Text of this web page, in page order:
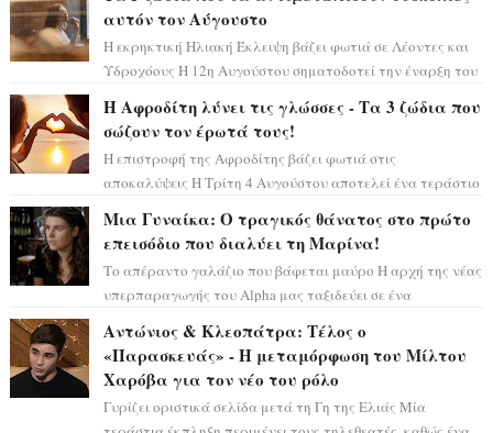
αυτόν τον Αύγουστο
Η εκρηκτική Ηλιακή Έκλειψη βάζει φωτιά σε Λέοντες και
Υδροχόους Η 12η Αυγούστου σηματοδοτεί την έναρξη του
Η Αφροδίτη λύνει τις γλώσσες - Τα 3 ζώδια που
σώζουν τον έρωτά τους!
Η επιστροφή της Αφροδίτης βάζει φωτιά στις
αποκαλύψεις Η Τρίτη 4 Αυγούστου αποτελεί ένα τεράστιο
Μια Γυναίκα: Ο τραγικός θάνατος στο πρώτο
επεισόδιο που διαλύει τη Μαρίνα!
Το απέραντο γαλάζιο που βάφεται μαύρο Η αρχή της νέας
υπερπαραγωγής του Alpha μας ταξιδεύει σε ένα
Αντώνιος & Κλεοπάτρα: Τέλος ο
«Παρασκευάς» - Η μεταμόρφωση του Μίλτου
Χαρόβα για τον νέο του ρόλο
Γυρίζει οριστικά σελίδα μετά τη Γη της Ελιάς Μία